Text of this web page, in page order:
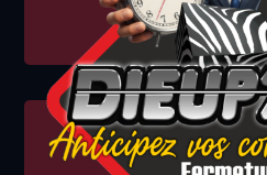
Le
Le lundi 13